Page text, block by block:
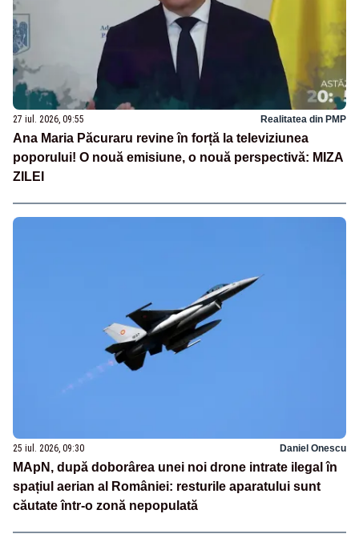
27 iul. 2026, 09:55 Realitatea din PMP
Ana Maria Păcuraru revine în forță la televiziunea
poporului! O nouă emisiune, o nouă perspectivă: MIZA
ZILEI
25 iul. 2026, 09:30 Daniel Onescu
MApN, după doborârea unei noi drone intrate ilegal în
spațiul aerian al României: resturile aparatului sunt
căutate într-o zonă nepopulată